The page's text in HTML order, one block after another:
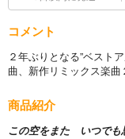
コメント
２年ぶりとなる”ベスト
曲、新作リミックス楽曲
商品紹介
この空をまた いつでも